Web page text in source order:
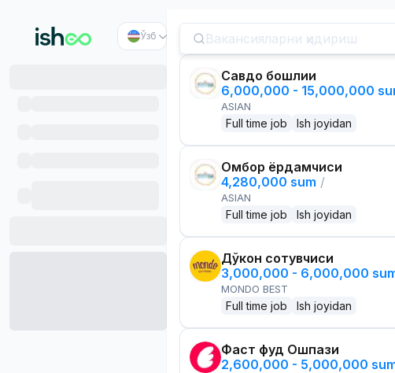
Ўзб
Савдо бошлиғи
6,000,000 - 15,000,000
ASIAN
Full time job Ish joyidan
Омбор ёрдамчиси
4,280,000 sum /
ASIAN
Full time job Ish joyidan
Дўкон сотувчиси
3,000,000 - 6,000,000
MONDO BEST
Full time job Ish joyidan
Фаст фуд Ошпази
2,600,000 - 5,000,000